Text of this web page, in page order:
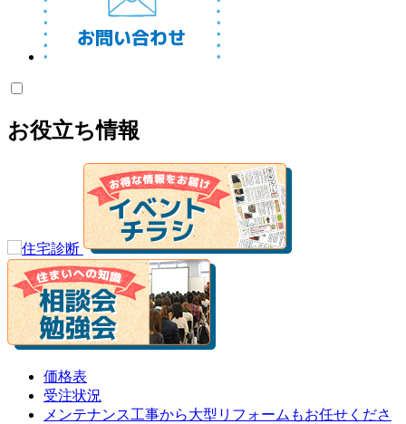
お役立ち情報
価格表
受注状況
メンテナンス工事から大型リフォームもお任せくださ